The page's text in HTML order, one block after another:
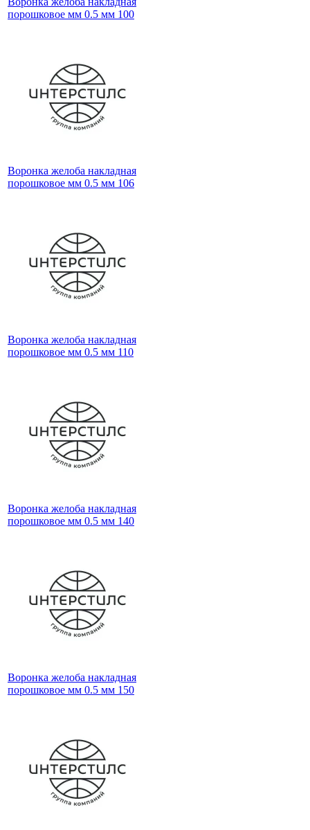
порошковое мм 0.5 мм 100
Воронка желоба накладная
порошковое мм 0.5 мм 106
Воронка желоба накладная
порошковое мм 0.5 мм 110
Воронка желоба накладная
порошковое мм 0.5 мм 140
Воронка желоба накладная
порошковое мм 0.5 мм 150